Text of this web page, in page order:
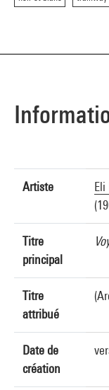
Artiste
Eli
Titre
principal
Titre
attribué
Date de
création